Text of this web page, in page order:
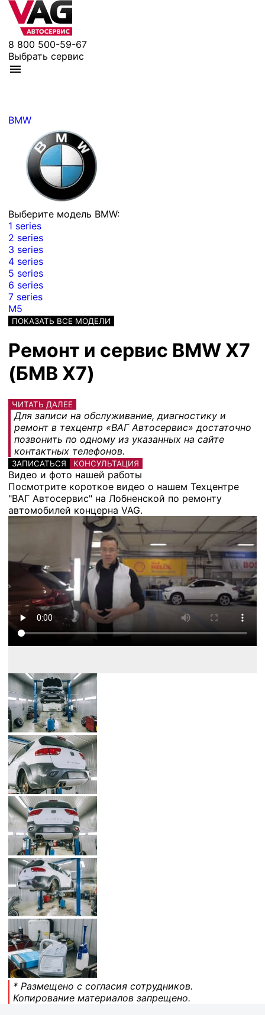
8 800 500-59-67
Выбрать сервис
BMW
Выберите модель BMW:
1 series
2 series
3 series
4 series
5 series
6 series
7 series
M5
ПОКАЗАТЬ ВСЕ МОДЕЛИ
Ремонт и сервис BMW X7
(БМВ Х7)
ЧИТАТЬ ДАЛЕЕ
Для записи на обслуживание, диагностику и
ремонт в техцентр «ВАГ Автосервис» достаточно
позвонить по одному из указанных на сайте
контактных телефонов.
ЗАПИСАТЬСЯ КОНСУЛЬТАЦИЯ
Видео и фото нашей работы
Посмотрите короткое видео о нашем Техцентре
"ВАГ Автосервис" на Лобненской по ремонту
автомобилей концерна VAG.
* Размещено с согласия сотрудников.
Копирование материалов запрещено.